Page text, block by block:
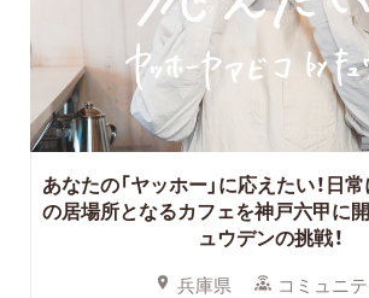
あなたの「ヤッホー」に応えたい！日
の居場所となるカフェを神戸六甲に
ュウデンの挑戦！
兵庫県 コミュニ